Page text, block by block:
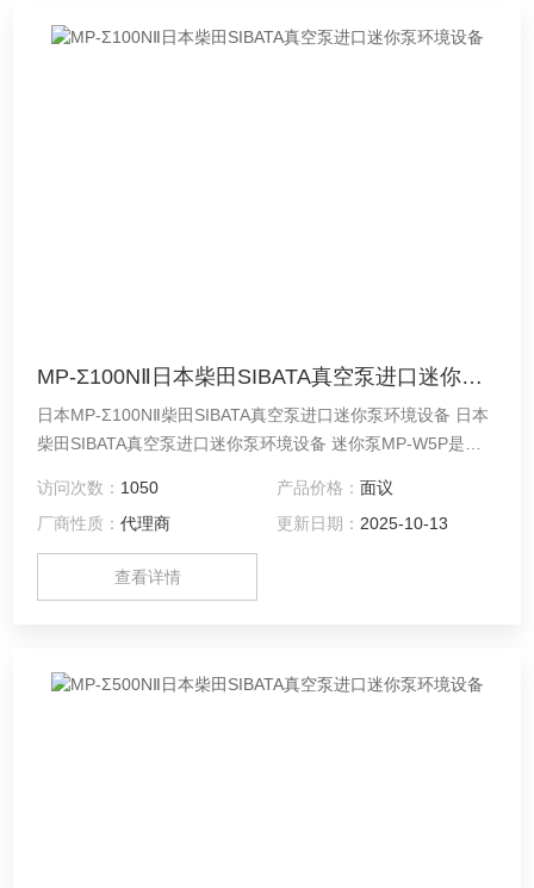
MP-Σ100NⅡ日本柴田SIBATA真空泵进口迷你泵环境设备
日本MP-Σ100NⅡ柴田SIBATA真空泵进口迷你泵环境设备 日本
柴田SIBATA真空泵进口迷你泵环境设备 迷你泵MP-W5P是一
集成流量测量功能。可在0.050～5.00L/min的宽流量范围内使
用。
访问次数： 1050 产品价格： 面议
厂商性质：代理商 更新日期： 2025-10-13
查看详情